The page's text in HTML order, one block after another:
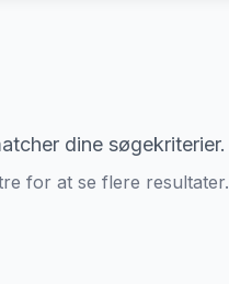
dine søgekriterier.
for at se flere resultater.